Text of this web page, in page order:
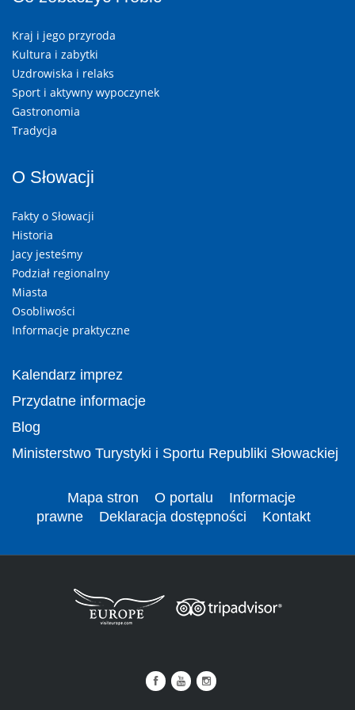
Kraj i jego przyroda
Kultura i zabytki
Uzdrowiska i relaks
Sport i aktywny wypoczynek
Gastronomia
Tradycja
O Słowacji
Fakty o Słowacji
Historia
Jacy jesteśmy
Podział regionalny
Miasta
Osobliwości
Informacje praktyczne
Kalendarz imprez
Przydatne informacje
Blog
Ministerstwo Turystyki i Sportu Republiki Słowackiej
Mapa stron O portalu
Informacje
prawne
Deklaracja dostępności Kontakt